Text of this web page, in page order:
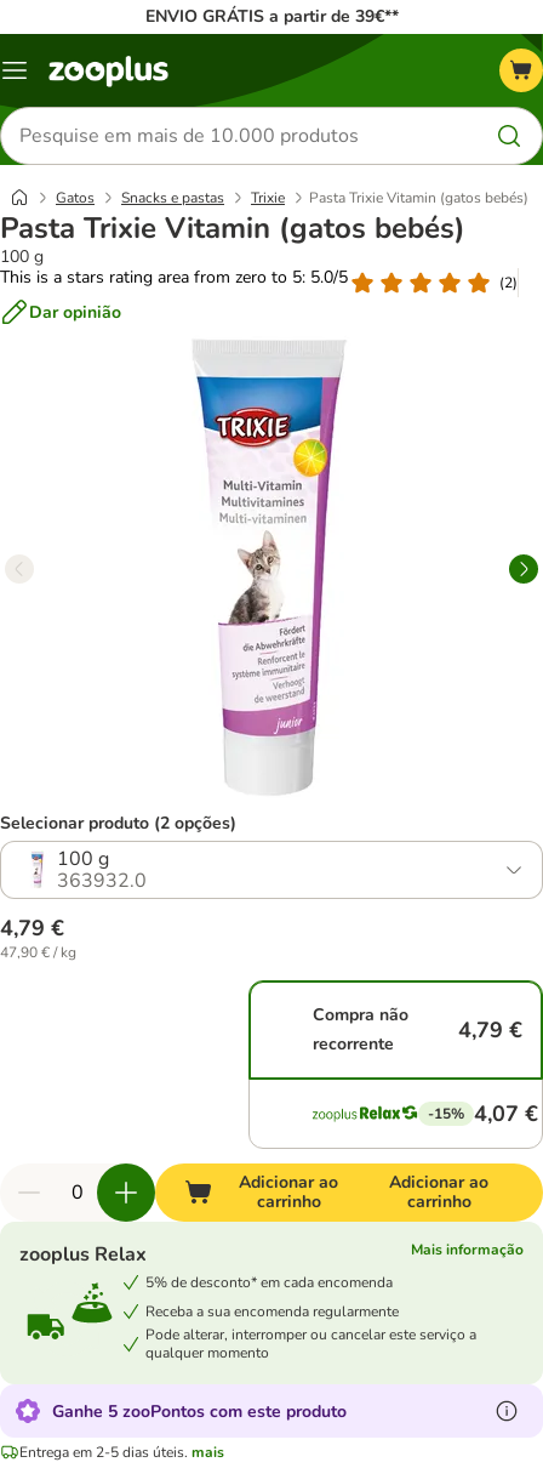
ENVIO GRÁTIS a partir de 39€**
Menu
Pesquisar
produtos
Gatos Snacks e pastas Trixie Pasta Trixie Vitamin (gatos bebés)
Pasta Trixie Vitamin (gatos bebés)
100 g
This is a stars rating area from zero to 5: 5.0/5
(2)
Dar opinião
Selecionar produto (2 opções)
100 g
363932.0
4,79 €
47,90 € / kg
Compra não
recorrente
4,79 €
-15% 4,07 €
Adicionar ao
carrinho
Adicionar ao
carrinho
zooplus Relax
Mais informação
5% de desconto* em cada encomenda
Receba a sua encomenda regularmente
Pode alterar, interromper ou cancelar este serviço a
qualquer momento
Ganhe 5 zooPontos com este produto
Entrega em 2-5 dias úteis. mais